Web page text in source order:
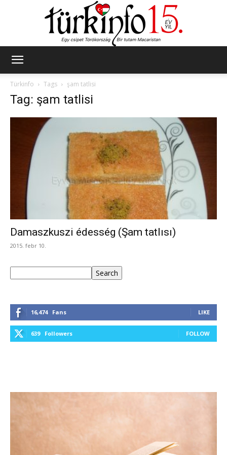
Türkinfo
Tags şam tatlisi
Tag: şam tatlisi
Damaszkuszi édesség (Şam tatlısı)
2015. febr 10.
Search
16,474 Fans LIKE
639 Followers FOLLOW